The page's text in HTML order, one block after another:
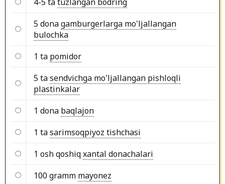
5 donagamburgerlarga mo'ljallangan
bulochka
1 ta pomidor
5 tasendvichga mo'ljallangan pishloqli
plastinkalar
1 dona baqlajon
1 tasarimsoqpiyoz tishchasi
1 osh qoshiqxantal donachalari
100 gramm mayonez